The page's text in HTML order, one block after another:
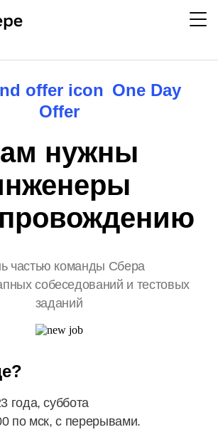
One Day
Offer
нужны
частью команды Сбера
собеседований и тестовых
заданий
года, суббота
по мск, с перерывами.